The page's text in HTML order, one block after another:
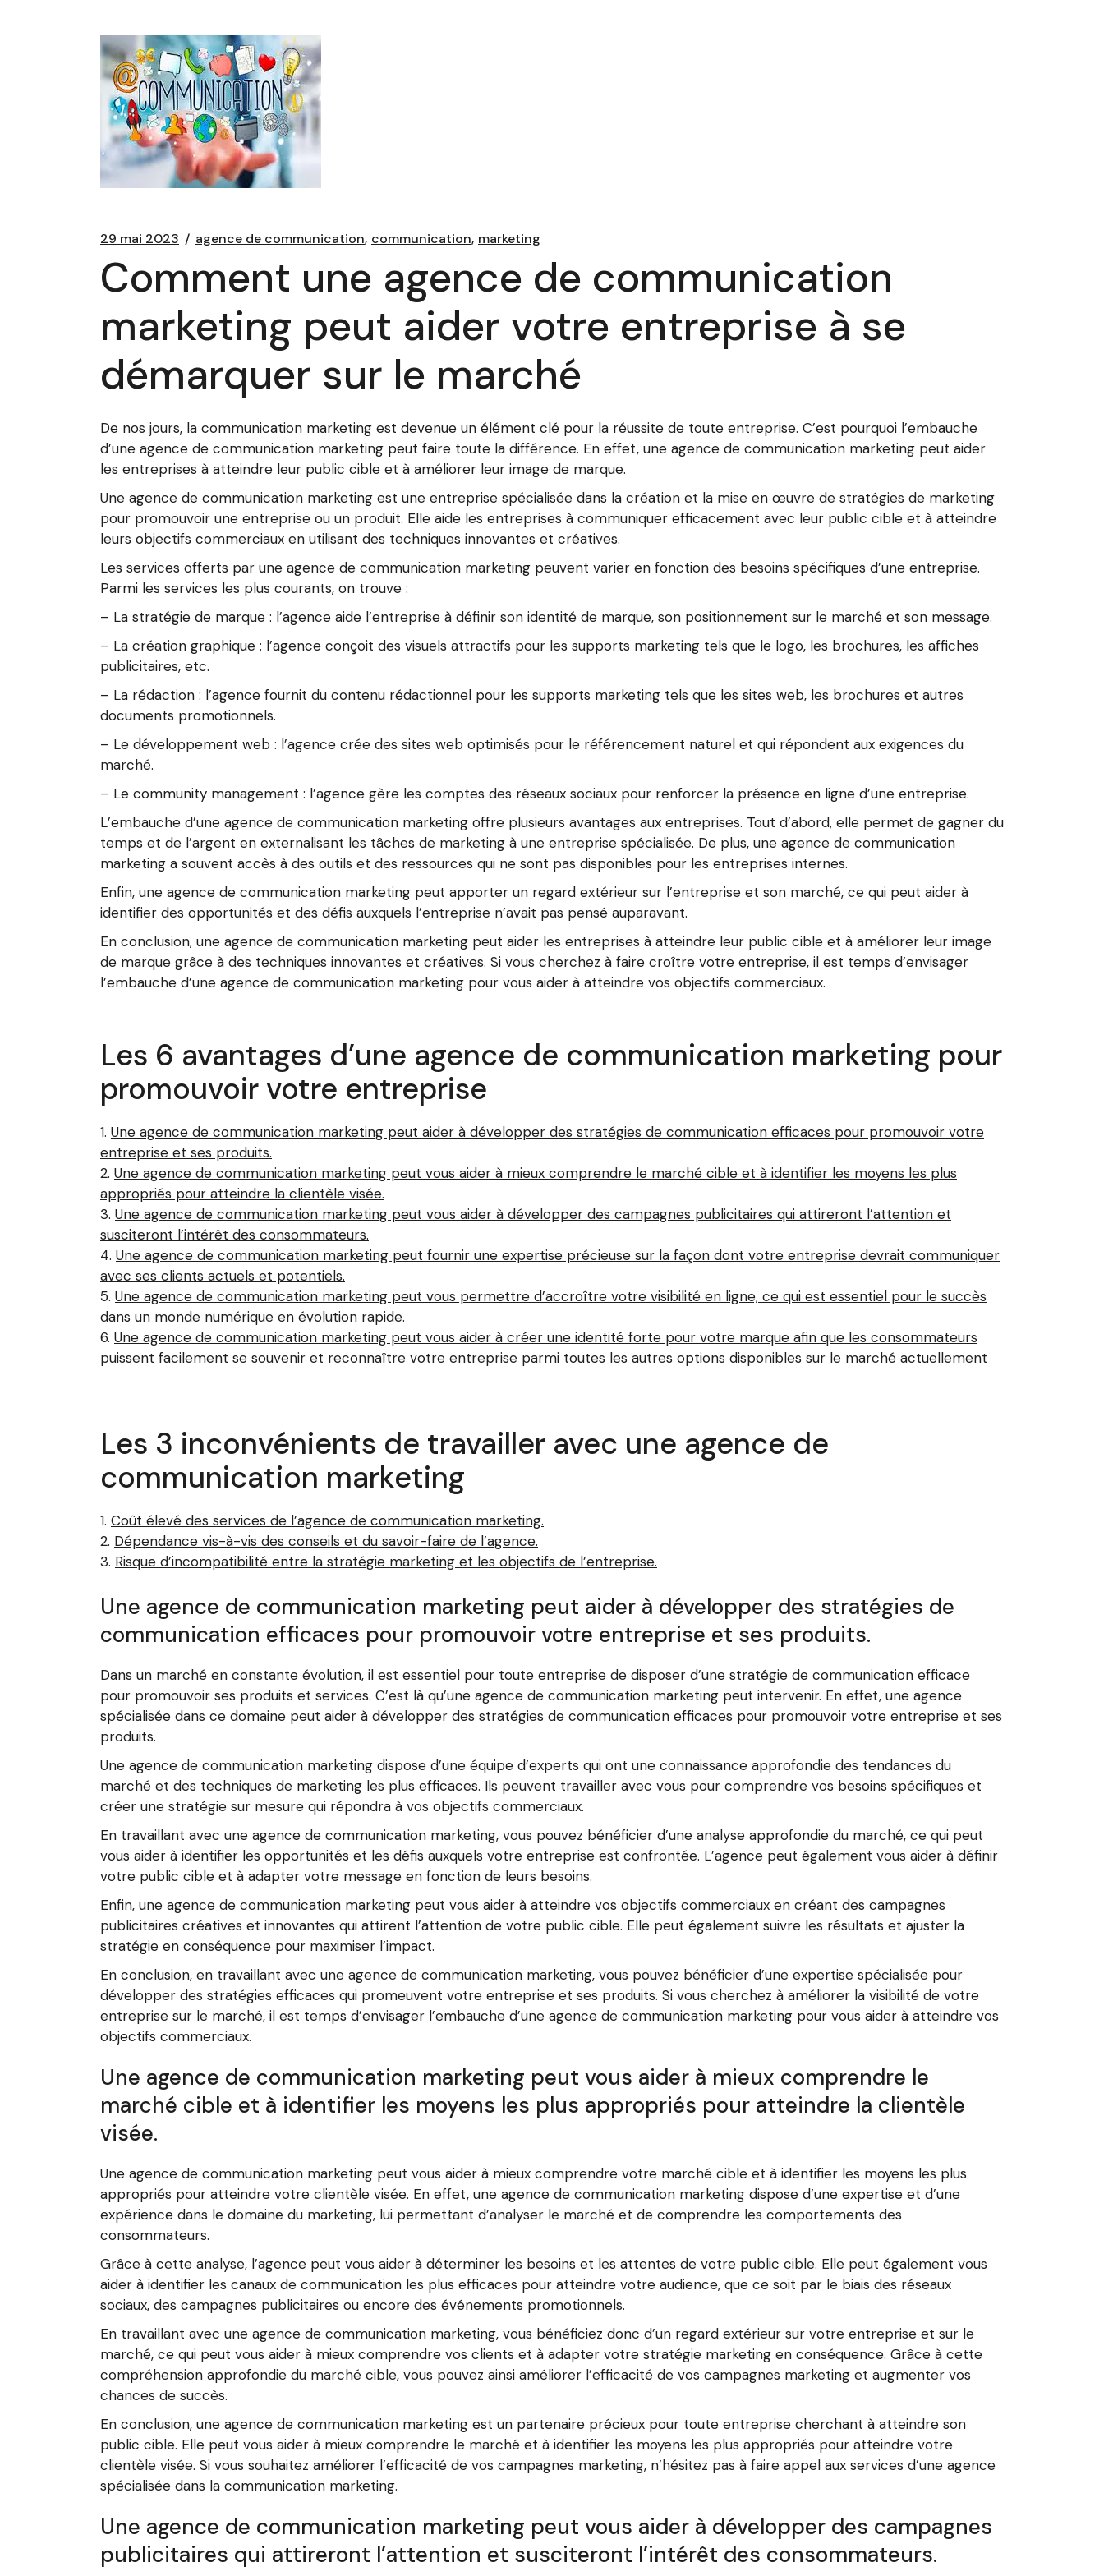
29 mai 2023 agence de communication communication marketing
Comment une agence de communication
marketing peut aider votre entreprise à se
démarquer sur le marché
De nos jours, la communication marketing est devenue un élément clé pour la réussite de toute entreprise. C’est pourquoi l’embauche
d’une agence de communication marketing peut faire toute la différence. En effet, une agence de communication marketing peut aider
les entreprises à atteindre leur public cible et à améliorer leur image de marque.
Une agence de communication marketing est une entreprise spécialisée dans la création et la mise en œuvre de stratégies de marketing
pour promouvoir une entreprise ou un produit. Elle aide les entreprises à communiquer efficacement avec leur public cible et à atteindre
leurs objectifs commerciaux en utilisant des techniques innovantes et créatives.
Les services offerts par une agence de communication marketing peuvent varier en fonction des besoins spécifiques d’une entreprise.
Parmi les services les plus courants, on trouve :
– La stratégie de marque : l’agence aide l’entreprise à définir son identité de marque, son positionnement sur le marché et son message.
– La création graphique : l’agence conçoit des visuels attractifs pour les supports marketing tels que le logo, les brochures, les affiches
publicitaires, etc.
– La rédaction : l’agence fournit du contenu rédactionnel pour les supports marketing tels que les sites web, les brochures et autres
documents promotionnels.
– Le développement web : l’agence crée des sites web optimisés pour le référencement naturel et qui répondent aux exigences du
marché.
– Le community management : l’agence gère les comptes des réseaux sociaux pour renforcer la présence en ligne d’une entreprise.
L’embauche d’une agence de communication marketing offre plusieurs avantages aux entreprises. Tout d’abord, elle permet de gagner du
temps et de l’argent en externalisant les tâches de marketing à une entreprise spécialisée. De plus, une agence de communication
marketing a souvent accès à des outils et des ressources qui ne sont pas disponibles pour les entreprises internes.
Enfin, une agence de communication marketing peut apporter un regard extérieur sur l’entreprise et son marché, ce qui peut aider à
identifier des opportunités et des défis auxquels l’entreprise n’avait pas pensé auparavant.
En conclusion, une agence de communication marketing peut aider les entreprises à atteindre leur public cible et à améliorer leur image
de marque grâce à des techniques innovantes et créatives. Si vous cherchez à faire croître votre entreprise, il est temps d’envisager
l’embauche d’une agence de communication marketing pour vous aider à atteindre vos objectifs commerciaux.
Les 6 avantages d’une agence de communication marketing pour
promouvoir votre entreprise
Une agence de communication marketing peut aider à développer des stratégies de communication efficaces pour promouvoir votre
entreprise et ses produits.
Une agence de communication marketing peut vous aider à mieux comprendre le marché cible et à identifier les moyens les plus
appropriés pour atteindre la clientèle visée.
Une agence de communication marketing peut vous aider à développer des campagnes publicitaires qui attireront l’attention et
susciteront l’intérêt des consommateurs.
Une agence de communication marketing peut fournir une expertise précieuse sur la façon dont votre entreprise devrait communiquer
avec ses clients actuels et potentiels.
Une agence de communication marketing peut vous permettre d’accroître votre visibilité en ligne, ce qui est essentiel pour le succès
dans un monde numérique en évolution rapide.
Une agence de communication marketing peut vous aider à créer une identité forte pour votre marque afin que les consommateurs
puissent facilement se souvenir et reconnaître votre entreprise parmi toutes les autres options disponibles sur le marché actuellement
Les 3 inconvénients de travailler avec une agence de
communication marketing
Coût élevé des services de l’agence de communication marketing.
Dépendance vis-à-vis des conseils et du savoir-faire de l’agence.
Risque d’incompatibilité entre la stratégie marketing et les objectifs de l’entreprise.
Une agence de communication marketing peut aider à développer des stratégies de
communication efficaces pour promouvoir votre entreprise et ses produits.
Dans un marché en constante évolution, il est essentiel pour toute entreprise de disposer d’une stratégie de communication efficace
pour promouvoir ses produits et services. C’est là qu’une agence de communication marketing peut intervenir. En effet, une agence
spécialisée dans ce domaine peut aider à développer des stratégies de communication efficaces pour promouvoir votre entreprise et ses
produits.
Une agence de communication marketing dispose d’une équipe d’experts qui ont une connaissance approfondie des tendances du
marché et des techniques de marketing les plus efficaces. Ils peuvent travailler avec vous pour comprendre vos besoins spécifiques et
créer une stratégie sur mesure qui répondra à vos objectifs commerciaux.
En travaillant avec une agence de communication marketing, vous pouvez bénéficier d’une analyse approfondie du marché, ce qui peut
vous aider à identifier les opportunités et les défis auxquels votre entreprise est confrontée. L’agence peut également vous aider à définir
votre public cible et à adapter votre message en fonction de leurs besoins.
Enfin, une agence de communication marketing peut vous aider à atteindre vos objectifs commerciaux en créant des campagnes
publicitaires créatives et innovantes qui attirent l’attention de votre public cible. Elle peut également suivre les résultats et ajuster la
stratégie en conséquence pour maximiser l’impact.
En conclusion, en travaillant avec une agence de communication marketing, vous pouvez bénéficier d’une expertise spécialisée pour
développer des stratégies efficaces qui promeuvent votre entreprise et ses produits. Si vous cherchez à améliorer la visibilité de votre
entreprise sur le marché, il est temps d’envisager l’embauche d’une agence de communication marketing pour vous aider à atteindre vos
objectifs commerciaux.
Une agence de communication marketing peut vous aider à mieux comprendre le
marché cible et à identifier les moyens les plus appropriés pour atteindre la clientèle
visée.
Une agence de communication marketing peut vous aider à mieux comprendre votre marché cible et à identifier les moyens les plus
appropriés pour atteindre votre clientèle visée. En effet, une agence de communication marketing dispose d’une expertise et d’une
expérience dans le domaine du marketing, lui permettant d’analyser le marché et de comprendre les comportements des
consommateurs.
Grâce à cette analyse, l’agence peut vous aider à déterminer les besoins et les attentes de votre public cible. Elle peut également vous
aider à identifier les canaux de communication les plus efficaces pour atteindre votre audience, que ce soit par le biais des réseaux
sociaux, des campagnes publicitaires ou encore des événements promotionnels.
En travaillant avec une agence de communication marketing, vous bénéficiez donc d’un regard extérieur sur votre entreprise et sur le
marché, ce qui peut vous aider à mieux comprendre vos clients et à adapter votre stratégie marketing en conséquence. Grâce à cette
compréhension approfondie du marché cible, vous pouvez ainsi améliorer l’efficacité de vos campagnes marketing et augmenter vos
chances de succès.
En conclusion, une agence de communication marketing est un partenaire précieux pour toute entreprise cherchant à atteindre son
public cible. Elle peut vous aider à mieux comprendre le marché et à identifier les moyens les plus appropriés pour atteindre votre
clientèle visée. Si vous souhaitez améliorer l’efficacité de vos campagnes marketing, n’hésitez pas à faire appel aux services d’une agence
spécialisée dans la communication marketing.
Une agence de communication marketing peut vous aider à développer des campagnes
publicitaires qui attireront l’attention et susciteront l’intérêt des consommateurs.